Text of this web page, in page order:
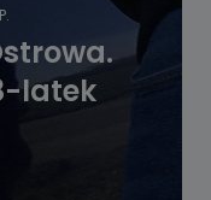
latek